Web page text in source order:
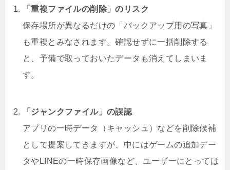
「重複ファイルの削除」のリスク
保存場所が異なるだけの「バックアップ用の写真」
も重複とみなされます。確認せずに一括削除する
と、予備で取っておいたデータも消えてしまいま
す。
「ジャンクファイル」の誤認
アプリの一時データ（キャッシュ）などを削除候補
として提案してきますが、中にはゲームの追加デー
タやLINEの一時保存画像など、ユーザーにとっては